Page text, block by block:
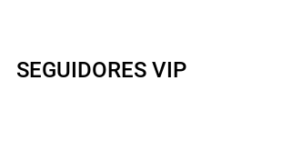
SEGUIDORES VIP